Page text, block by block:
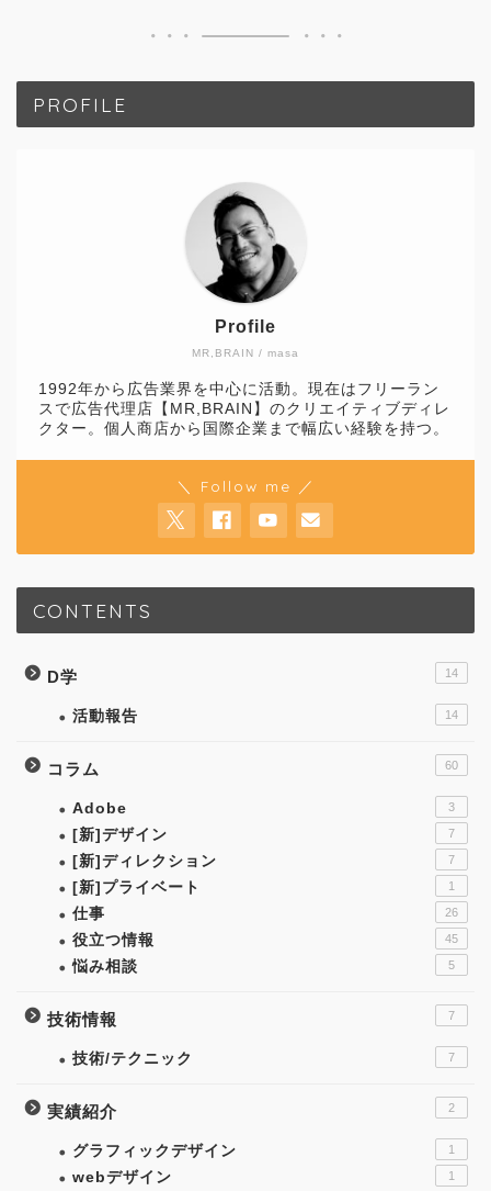
PROFILE
MR,BRAIN / masa
Profile
1992年から広告業界を中心に活動。現在はフリーラン
スで広告代理店【MR,BRAIN】のクリエイティブディレ
クター。個人商店から国際企業まで幅広い経験を持つ。
＼ Follow me ／
CONTENTS
D学 14
活動報告 14
コラム 60
Adobe 3
[新]デザイン 7
[新]ディレクション 7
[新]プライベート 1
仕事 26
役立つ情報 45
悩み相談 5
技術情報 7
技術/テクニック 7
実績紹介 2
グラフィックデザイン 1
webデザイン 1